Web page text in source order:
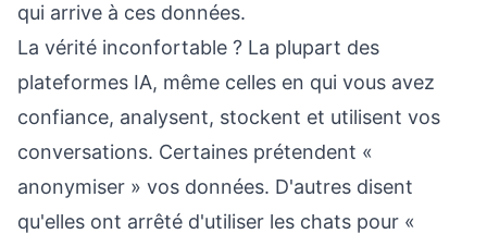
qui arrive à ces données.
La vérité inconfortable ? La plupart des
plateformes IA, même celles en qui vous avez
confiance, analysent, stockent et utilisent vos
conversations. Certaines prétendent «
anonymiser » vos données. D'autres disent
qu'elles ont arrêté d'utiliser les chats pour «